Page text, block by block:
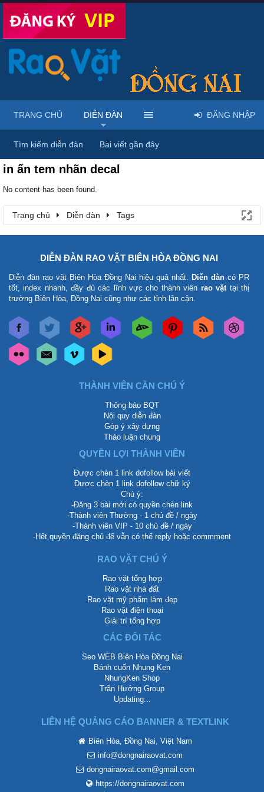
Trang chủ Diễn đàn Tags
in ấn tem nhãn decal
No content has been found.
Trang chủ Diễn đàn Tags
TRANG CHỦ DIỄN ĐÀN
Tìm kiếm diễn đàn Bài viết gần đây
ĐĂNG NHẬP
DIỄN ĐÀN RAO VẶT BIÊN HÒA ĐỒNG NAI
Diễn đàn rao vặt Biên Hòa Đồng Nai hiệu quả nhất. Diễn đàn có PR
tốt, index nhanh, đầy đủ các lĩnh vực cho thành viên rao vặttại thị
trường Biên Hòa, Đồng Nai cũng như các tỉnh lân cận.
THÀNH VIÊN CẦN CHÚ Ý
Thông báo BQT
Nội quy diễn đàn
Góp ý xây dựng
Thảo luận chung
QUYỀN LỢI THÀNH VIÊN
Được chèn 1 link dofollow bài viết
Được chèn 1 link dofollow chữ ký
Chú ý:
-Đăng 3 bài mới có quyền chèn link
-Thành viên Thường - 1 chủ đề / ngày
-Thành viên VIP - 10 chủ đề / ngày
-Hết quyền đăng chủ để vẫn có thể reply hoặc commment
RAO VẶT CHÚ Ý
Rao vặt tổng hợp
Rao vặt nhà đất
Rao vặt mỹ phẩm làm đẹp
Rao vặt điện thoại
Giải trí tổng hợp
CÁC ĐỐI TÁC
Seo WEB Biên Hòa Đồng Nai
Bánh cuốn Nhung Ken
NhungKen Shop
Trần Hướng Group
Updating...
LIÊN HỆ QUẢNG CÁO BANNER & TEXTLINK
Biên Hòa, Đồng Nai, Việt Nam
info@dongnairaovat.com
dongnairaovat.com@gmail.com
https://dongnairaovat.com